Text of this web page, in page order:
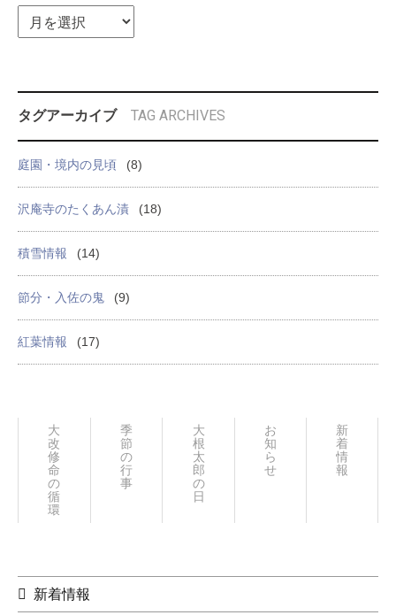
タグアーカイブ TAG ARCHIVES
庭園・境内の見頃 (8)
沢庵寺のたくあん漬 (18)
積雪情報 (14)
節分・入佐の鬼 (9)
紅葉情報 (17)
新
着
情
報
お
知
ら
せ
大
根
太
郎
の
日々
季
節
の
行
事
大
改
修
命
の
循
環
新着情報